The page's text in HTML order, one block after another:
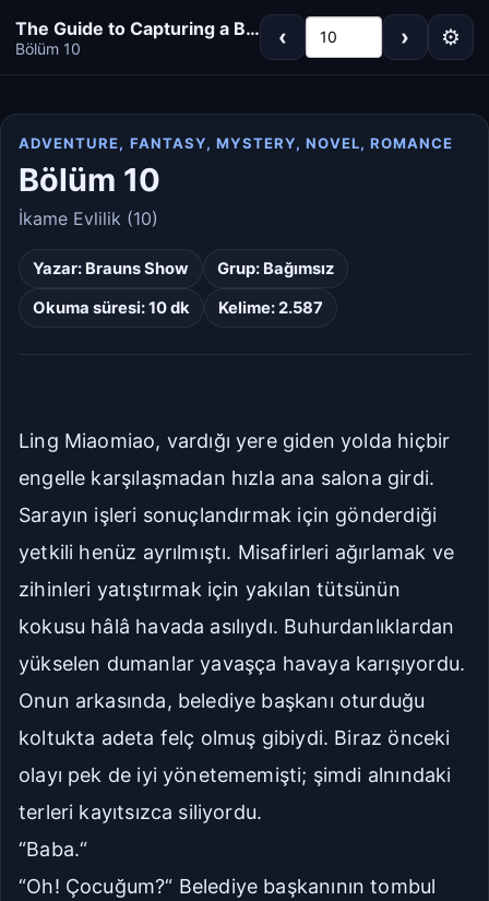
The Guide to Capturing a Black Lotus
Bölüm 10 ‹ 10 › ⚙
Dar Standart
Geniş Çok Geniş
16px 18px
20px
AYazı
18px
Sıkı
ADVENTURE, FANTASY, MYSTERY, NOVEL, ROMANCE
Bölüm 10
İkame Evlilik (10)
Yazar: Brauns Show Grup: Bağımsız
Okuma süresi: 10 dk
Kelime: 2.587
Ling Miaomiao, vardığı yere giden yolda hiçbir
engelle karşılaşmadan hızla ana salona girdi.
Sarayın işleri sonuçlandırmak için gönderdiği
yetkili henüz ayrılmıştı. Misafirleri ağırlamak ve
zihinleri yatıştırmak için yakılan tütsünün
kokusu hâlâ havada asılıydı. Buhurdanlıklardan
yükselen dumanlar yavaşça havaya karışıyordu.
Onun arkasında, belediye başkanı oturduğu
koltukta adeta felç olmuş gibiydi. Biraz önceki
olayı pek de iyi yönetememişti; şimdi alnındaki
terleri kayıtsızca siliyordu.
“Baba.“
“Oh! Çocuğum?“ Belediye başkanının tombul